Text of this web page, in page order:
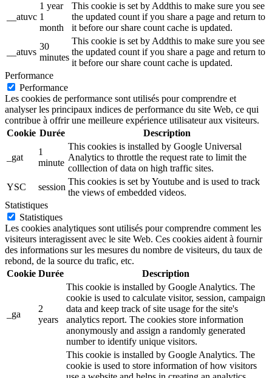
__atuvc
1 year
1
month
This cookie is set by Addthis to make sure you see
the updated count if you share a page and return to
it before our share count cache is updated.
__atuvs
30
minutes
This cookie is set by Addthis to make sure you see
the updated count if you share a page and return to
it before our share count cache is updated.
Performance
Performance
Les cookies de performance sont utilisés pour comprendre et
analyser les principaux indices de performance du site Web, ce qui
contribue à offrir une meilleure expérience utilisateur aux visiteurs.
Cookie Durée Description
_gat
1
minute
This cookies is installed by Google Universal
Analytics to throttle the request rate to limit the
colllection of data on high traffic sites.
YSC
session
This cookies is set by Youtube and is used to track
the views of embedded videos.
Statistiques
Statistiques
Les cookies analytiques sont utilisés pour comprendre comment les
visiteurs interagissent avec le site Web. Ces cookies aident à fournir
des informations sur les mesures du nombre de visiteurs, du taux de
rebond, de la source du trafic, etc.
Cookie Durée Description
_ga
2
years
This cookie is installed by Google Analytics. The
cookie is used to calculate visitor, session, campaign
data and keep track of site usage for the site's
analytics report. The cookies store information
anonymously and assign a randomly generated
number to identify unique visitors.
This cookie is installed by Google Analytics. The
cookie is used to store information of how visitors